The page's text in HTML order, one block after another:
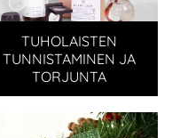
TUHOLAISTEN
TUNNISTAMINEN JA
TORJUNTA